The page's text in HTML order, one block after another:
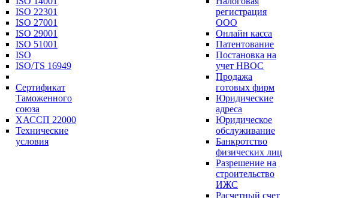
ISO 22301
ISO 27001
ISO 29001
ISO 51001
ISO
ISO/TS 16949
Сертификат
Таможенного
союза
ХАССП 22000
Технические
условия
регистрация
ООО
Онлайн касса
Патентование
Постановка на
учет НВОС
Продажа
готовых фирм
Юридические
адреса
Юридическое
обслуживание
Банкротство
физических лиц
Разрешение на
строительство
ИЖС
Расчетный счет